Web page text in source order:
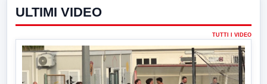
ULTIMI VIDEO
TUTTI I VIDEO